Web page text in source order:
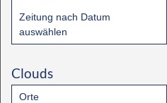
Zeitung nach Datum
auswählen
Clouds
Orte